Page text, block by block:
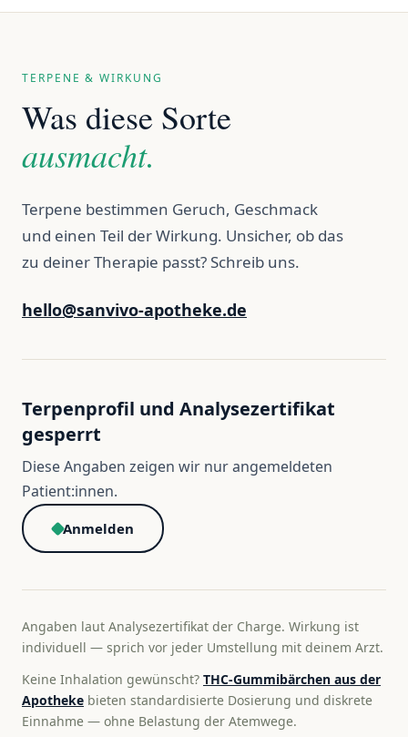
TERPENE & WIRKUNG
Was diese Sorte
ausmacht.
Terpene bestimmen Geruch, Geschmack
und einen Teil der Wirkung. Unsicher, ob das
zu deiner Therapie passt? Schreib uns.
hello@sanvivo-apotheke.de
Terpenprofil und Analysezertifikat
gesperrt
Diese Angaben zeigen wir nur angemeldeten
Patient:innen.
Anmelden
Angaben laut Analysezertifikat der Charge. Wirkung ist
individuell — sprich vor jeder Umstellung mit deinem Arzt.
Keine Inhalation gewünscht? THC-Gummibärchen aus der
Apotheke bieten standardisierte Dosierung und diskrete
Einnahme — ohne Belastung der Atemwege.